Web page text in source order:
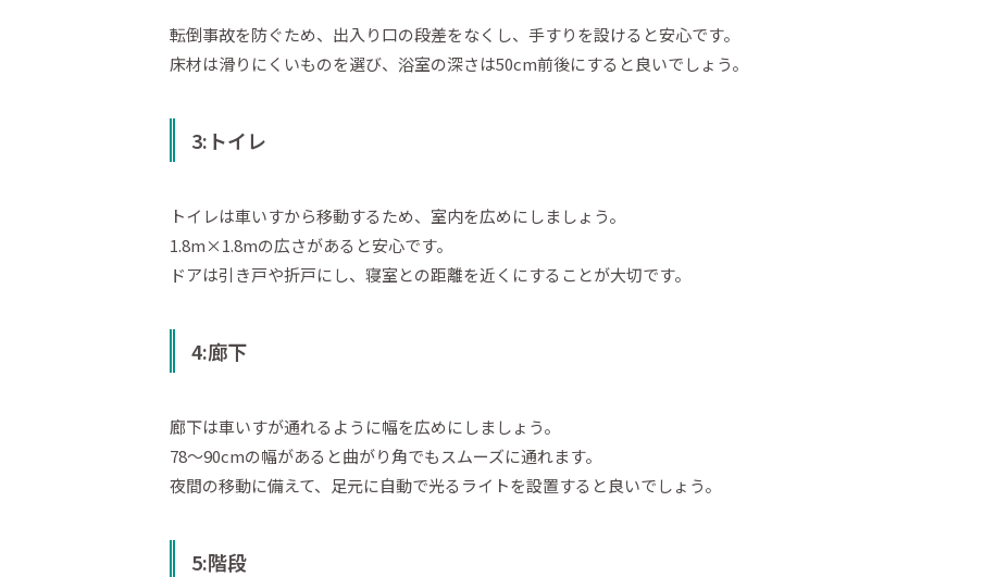
転倒事故を防ぐため、出入り口の段差をなくし、手すりを設けると安心です。
床材は滑りにくいものを選び、浴室の深さは50cm前後にすると良いでしょう。
3:トイレ
トイレは車いすから移動するため、室内を広めにしましょう。
1.8m×1.8mの広さがあると安心です。
ドアは引き戸や折戸にし、寝室との距離を近くにすることが大切です。
4:廊下
廊下は車いすが通れるように幅を広めにしましょう。
78～90cmの幅があると曲がり角でもスムーズに通れます。
夜間の移動に備えて、足元に自動で光るライトを設置すると良いでしょう。
5:階段